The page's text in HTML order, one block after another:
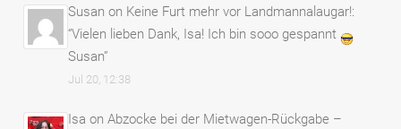
Susan on Keine Furt mehr vor Landmannalaugar!:
“Vielen lieben Dank, Isa! Ich bin sooo gespannt
Susan”
Jul 20, 12:38
Isa onAbzocke bei der Mietwagen-Rückgabe –